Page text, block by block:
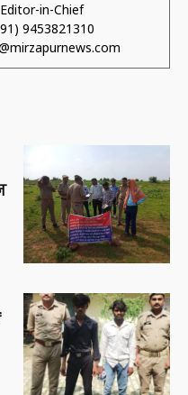
Editor-in-Chief
9453821310